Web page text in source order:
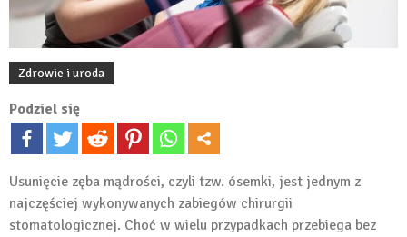
Zdrowie i uroda
Podziel się
Usunięcie zęba mądrości, czyli tzw. ósemki, jest jednym z
najczęściej wykonywanych zabiegów chirurgii
stomatologicznej. Choć w wielu przypadkach przebiega bez